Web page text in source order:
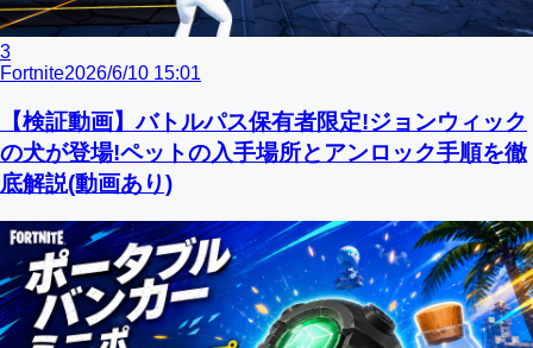
3
Fortnite2026/6/10 15:01
【検証動画】バトルパス保有者限定!ジョンウィック
の犬が登場!ペットの入手場所とアンロック手順を徹
底解説(動画あり)